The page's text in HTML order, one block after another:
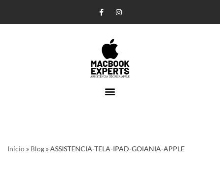
Pular
Início » Blog »ASSISTENCIA-TELA-IPAD-GOIANIA-APPLE